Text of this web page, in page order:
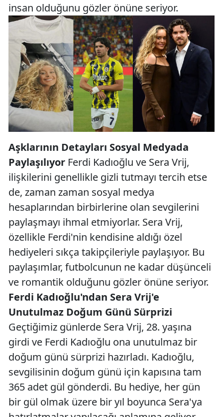
insan olduğunu gözler önüne seriyor.
Aşklarının Detayları Sosyal Medyada
Paylaşılıyor Ferdi Kadıoğlu ve Sera Vrij,
ilişkilerini genellikle gizli tutmayı tercih etse
de, zaman zaman sosyal medya
hesaplarından birbirlerine olan sevgilerini
paylaşmayı ihmal etmiyorlar. Sera Vrij,
özellikle Ferdi'nin kendisine aldığı özel
hediyeleri sıkça takipçileriyle paylaşıyor. Bu
paylaşımlar, futbolcunun ne kadar düşünceli
ve romantik olduğunu gözler önüne seriyor.
Ferdi Kadıoğlu'ndan Sera Vrij'e
Unutulmaz Doğum Günü Sürprizi
Geçtiğimiz günlerde Sera Vrij, 28. yaşına
girdi ve Ferdi Kadıoğlu ona unutulmaz bir
doğum günü sürprizi hazırladı. Kadıoğlu,
sevgilisinin doğum günü için kapısına tam
365 adet gül gönderdi. Bu hediye, her gün
bir gül olmak üzere bir yıl boyunca Sera'ya